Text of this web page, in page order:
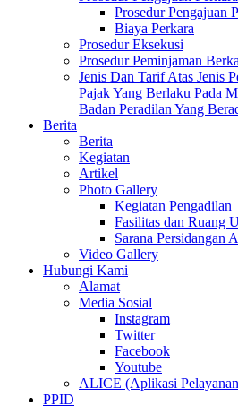
Prosedur Pengajuan
Biaya Perkara
Prosedur Eksekusi
Prosedur Peminjaman
Jenis Dan Tarif Atas Jenis
Pajak Yang Berlaku Pada
Badan Peradilan Yang
Berita
Berita
Kegiatan
Artikel
Photo Gallery
Kegiatan Pengadilan
Fasilitas dan Ruang
Sarana Persidangan
Video Gallery
Hubungi Kami
Alamat
Media Sosial
Instagram
Twitter
Facebook
Youtube
ALICE (Aplikasi
PPID